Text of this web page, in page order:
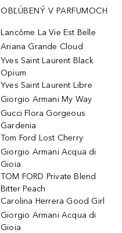
OBĽÚBENÝ V PARFUMOCH
Lancôme La Vie Est Belle
Ariana Grande Cloud
Yves Saint Laurent Black
Opium
Yves Saint Laurent Libre
Giorgio Armani My Way
Gucci Flora Gorgeous
Gardenia
Tom Ford Lost Cherry
Giorgio Armani Acqua di
Gioia
TOM FORD Private Blend
Bitter Peach
Carolina Herrera Good Girl
Giorgio Armani Acqua di
Gioia